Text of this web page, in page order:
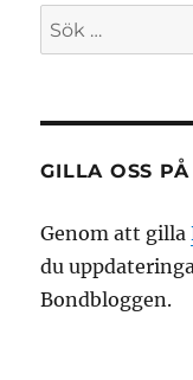
Sök
efter:
GILLA OSS
Genom att gilla
du
Bondbloggen.